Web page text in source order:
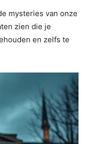
mysteries van onze
zien die je
en zelfs te